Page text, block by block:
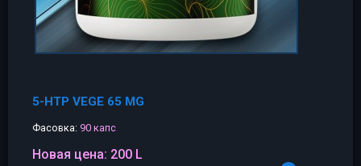
5-HTP VEGE 65 MG
Фасовка: 90 капс
Новая цена: 200 L